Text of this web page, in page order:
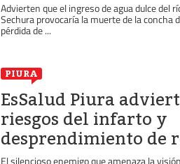
Advierten que el ingreso de agua dulce del
Sechura provocaría la muerte de la concha
pérdida de ...
PIURA
EsSalud Piura
riesgos del infarto y
desprendimiento de
El silencioso enemigo que amenaza la